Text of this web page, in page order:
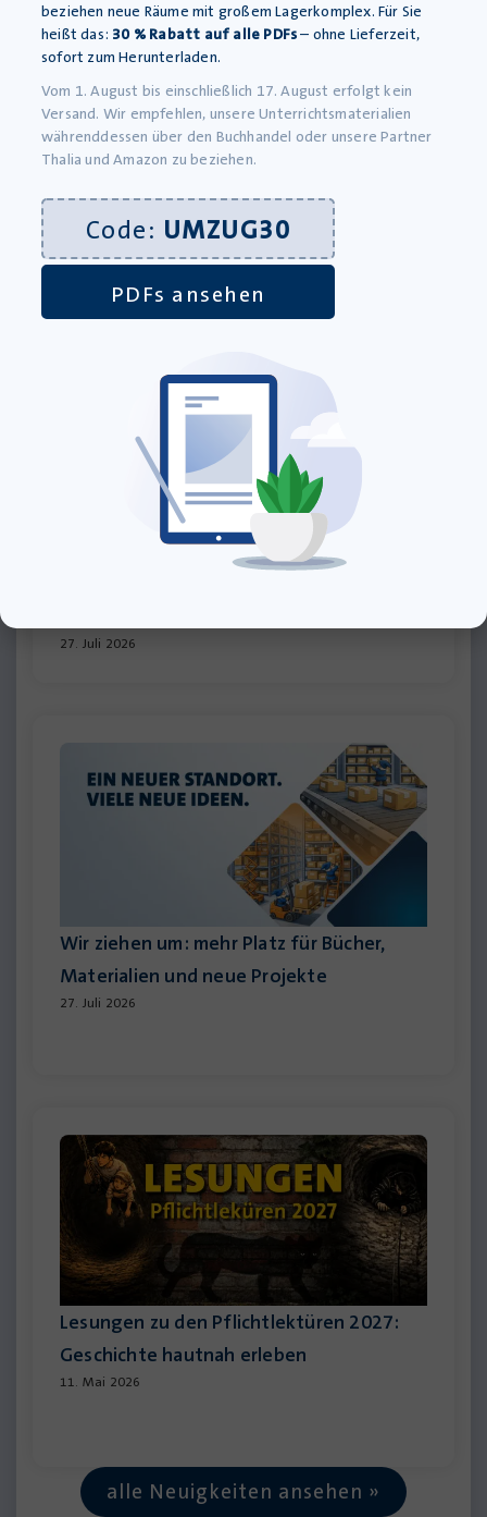
Bestellen Sie jetzt und starten
Sie bestens vorbereitet in die
Prüfungszeit!
Weitere Neuigkeiten
10 gute Gründe für das neue
27. Juli 2026
Wir ziehen um: mehr Platz für Bücher,
Materialien und neue Projekte
27. Juli 2026
Lesungen zu den Pflichtlektüren 2027:
Geschichte hautnah erleben
11. Mai 2026
alle Neuigkeiten ansehen »
beziehen neue Räume mit großem Lagerkomplex. Für Sie
heißt das: 30 % Rabatt auf alle PDFs– ohne Lieferzeit,
sofort zum Herunterladen.
Vom 1. August bis einschließlich 17. August erfolgt kein
Versand. Wir empfehlen, unsere Unterrichtsmaterialien
währenddessen über den Buchhandel oder unsere Partner
Thalia und Amazon zu beziehen.
Code: UMZUG30
PDFs ansehen